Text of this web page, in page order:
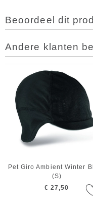
Beoordeel dit
Andere klanten
Pet Giro Ambient Winter
(S)
€ 27,50